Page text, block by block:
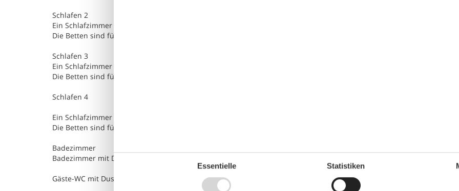
Schlafen 2
Ein Schlafzimmer im 1 Obergeschoß mit Französischem Bett, Kleiderschrank
Die Betten sind für Sie bezogen.
Schlafen 3
Ein Schlafzimmer im 1 Obergeschoß mit Einzelbett, Kleiderschrank
Die Betten sind für Sie bezogen.
Schlafen 4
Ein Schlafzimmer im 2 Obergeschoß mit 1 großem Doppelbett, großer Kleiderschrank.
Die Betten sind für Sie bezogen.
Badezimmer
Badezimmer mit Duschwanne, WC, Waschtisch. Ausreichend Handtücher und Vorleger.
Gäste-WC mit Dusche im Erdgeschoß, Flur mit Garderobe
Essentielle Statistiken